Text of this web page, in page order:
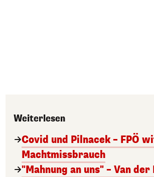
Weiterlesen
Covid und Pilnacek – FPÖ
Machtmissbrauch
"Mahnung an uns" – Van